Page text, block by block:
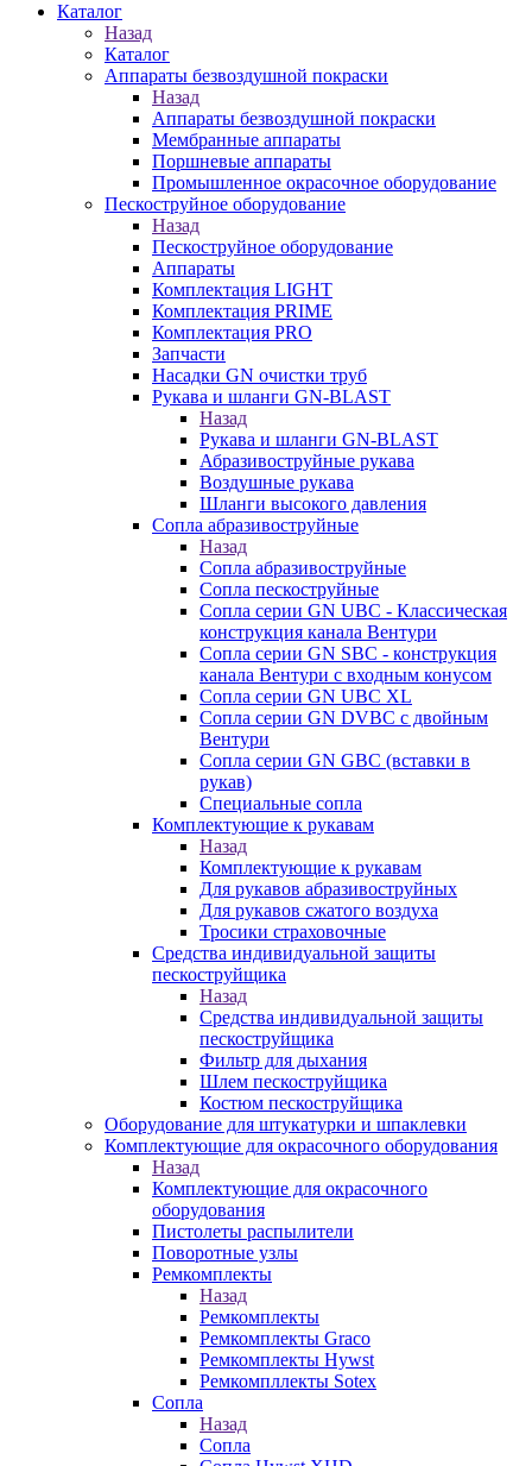
Каталог
Назад
Каталог
Аппараты безвоздушной покраски
Назад
Аппараты безвоздушной покраски
Мембранные аппараты
Поршневые аппараты
Промышленное окрасочное оборудование
Пескоструйное оборудование
Назад
Пескоструйное оборудование
Аппараты
Комплектация LIGHT
Комплектация PRIME
Комплектация PRO
Запчасти
Насадки GN очистки труб
Рукава и шланги GN-BLAST
Назад
Рукава и шланги GN-BLAST
Абразивоструйные рукава
Воздушные рукава
Шланги высокого давления
Сопла абразивоструйные
Назад
Сопла абразивоструйные
Сопла пескоструйные
Сопла серии GN UBC - Классическая
конструкция канала Вентури
Сопла серии GN SBC - конструкция
канала Вентури c входным конусом
Сопла серии GN UBC XL
Сопла серии GN DVBC с двойным
Вентури
Сопла серии GN GBC (вставки в
рукав)
Специальные сопла
Комплектующие к рукавам
Назад
Комплектующие к рукавам
Для рукавов абразивоструйных
Для рукавов сжатого воздуха
Тросики страховочные
Средства индивидуальной защиты
пескоструйщика
Назад
Средства индивидуальной защиты
пескоструйщика
Фильтр для дыхания
Шлем пескоструйщика
Костюм пескоструйщика
Оборудование для штукатурки и шпаклевки
Комплектующие для окрасочного оборудования
Назад
Комплектующие для окрасочного
оборудования
Пистолеты распылители
Поворотные узлы
Ремкомплекты
Назад
Ремкомплекты
Ремкомплекты Graco
Ремкомплекты Hywst
Ремкомпллекты Sotex
Сопла
Назад
Сопла